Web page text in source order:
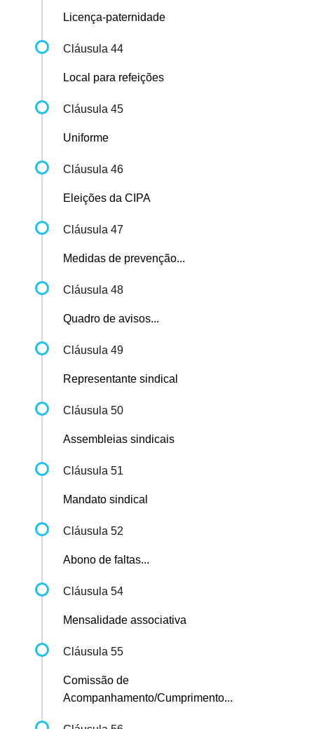
Licença-paternidade
Cláusula 44
Local para refeições
Cláusula 45
Uniforme
Cláusula 46
Eleições da CIPA
Cláusula 47
Medidas de prevenção...
Cláusula 48
Quadro de avisos...
Cláusula 49
Representante sindical
Cláusula 50
Assembleias sindicais
Cláusula 51
Mandato sindical
Cláusula 52
Abono de faltas...
Cláusula 54
Mensalidade associativa
Cláusula 55
Comissão de
Acompanhamento/Cumprimento...